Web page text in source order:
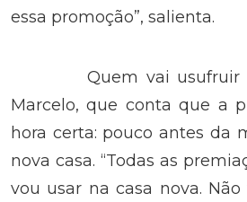
essa promoção”, salienta.
Quem vai usufruir
Marcelo, que conta que a
hora certa: pouco antes da
nova casa. “Todas as
vou usar na casa nova.